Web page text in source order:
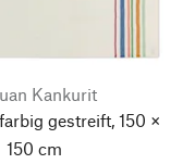
Kankurit
gestreift, 150 ×
150 cm